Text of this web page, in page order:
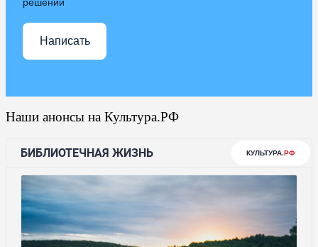
Написать
Наши анонсы на Культура.РФ